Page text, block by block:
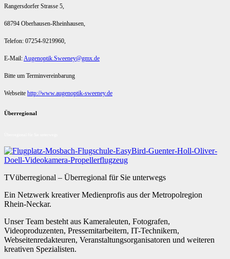
Rangersdorfer Strasse 5,
68794 Oberhausen-Rheinhausen,
Telefon: 07254-9219960,
E-Mail:Augenoptik.Sweeney@gmx.de
Bitte um Terminvereinbarung
Webseite http://www.augenoptik-sweeney.de
Überregional
TVüberregional – Überregional für Sie unterwegs
Ein Netzwerk kreativer Medienprofis aus der Metropolregion
Rhein-Neckar.
Unser Team besteht aus Kameraleuten, Fotografen,
Videoproduzenten, Pressemitarbeitern, IT-Technikern,
Webseitenredakteuren, Veranstaltungsorganisatoren und weiteren
kreativen Spezialisten.